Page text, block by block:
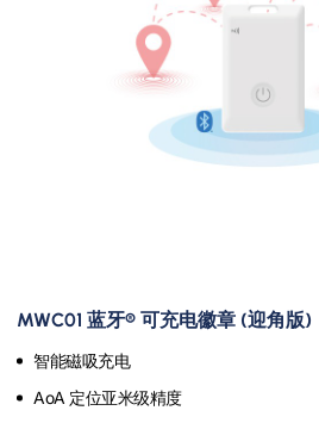
MWC01 蓝牙® 可充电徽章 (迎角版)
智能磁吸充电
AoA 定位亚米级精度